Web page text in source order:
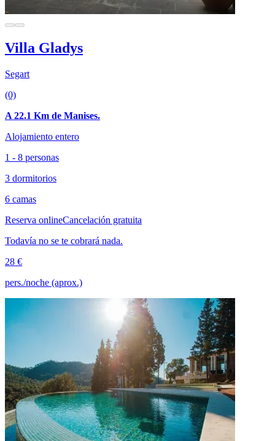
Villa Gladys
Segart
(0)
A 22.1 Km de Manises.
Alojamiento entero
1 - 8 personas
3 dormitorios
6 camas
Reserva onlineCancelación gratuita
Todavía no se te cobrará nada.
28 €
pers./noche (aprox.)